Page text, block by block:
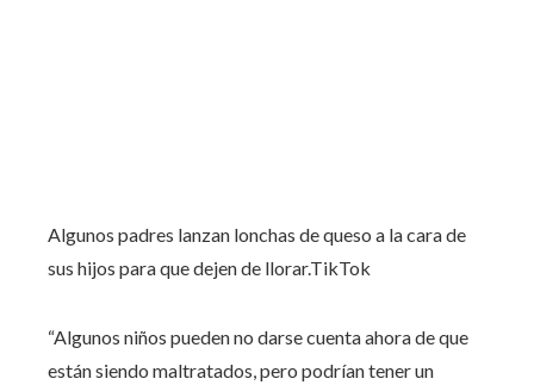
Algunos padres lanzan lonchas de queso a la cara de
sus hijos para que dejen de llorar.TikTok
“Algunos niños pueden no darse cuenta ahora de que
están siendo maltratados, pero podrían tener un